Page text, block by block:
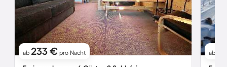
ab 233 € pro Nacht ab